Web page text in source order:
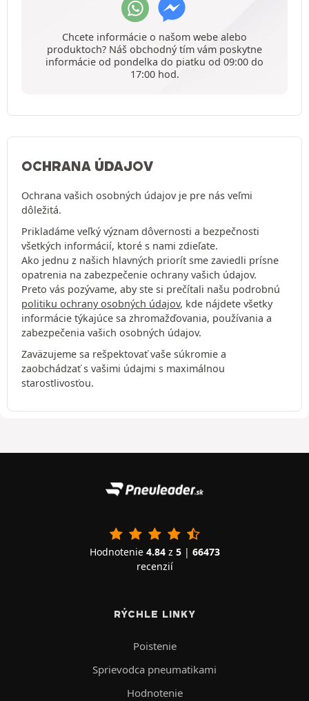
Chcete informácie o našom webe alebo
produktoch? Náš obchodný tím vám poskytne
informácie od pondelka do piatku od 09:00 do
17:00 hod.
OCHRANA ÚDAJOV
Ochrana vašich osobných údajov je pre nás veľmi
dôležitá.
Prikladáme veľký význam dôvernosti a bezpečnosti
všetkých informácií, ktoré s nami zdieľate.
Ako jednu z našich hlavných priorít sme zaviedli prísne
opatrenia na zabezpečenie ochrany vašich údajov.
Preto vás pozývame, aby ste si prečítali našu podrobnú
politiku ochrany osobných údajov, kde nájdete všetky
informácie týkajúce sa zhromažďovania, používania a
zabezpečenia vašich osobných údajov.
Zaväzujeme sa rešpektovať vaše súkromie a
zaobchádzať s vašimi údajmi s maximálnou
starostlivosťou.
Hodnotenie 4.84z 5| 66473
recenzií
RÝCHLE LINKY
Poistenie
Sprievodca pneumatikami
Hodnotenie